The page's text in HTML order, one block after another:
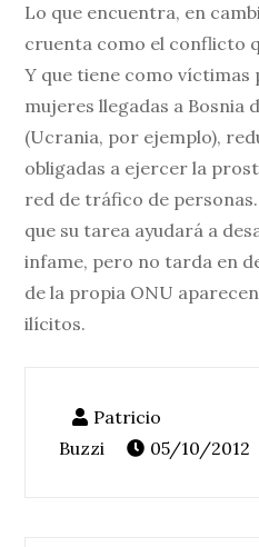
Lo que encuentra, en
cruenta como el conflicto
Y que tiene como víctimas
mujeres llegadas a Bosnia
(Ucrania, por ejemplo),
obligadas a ejercer la
red de tráfico de
que su tarea ayudará a
infame, pero no tarda en
de la propia ONU
ilícitos.
05/10/2012